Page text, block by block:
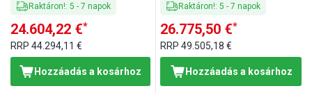
Raktáron!: 5 - 7 napok
24.604,22 €*
RRP 44.294,11 €
Hozzáadás a kosárhoz
Raktáron!:5 -7 napok
26.775,50 €*
RRP49.505,18 €
Hozzáadás a kosárhoz